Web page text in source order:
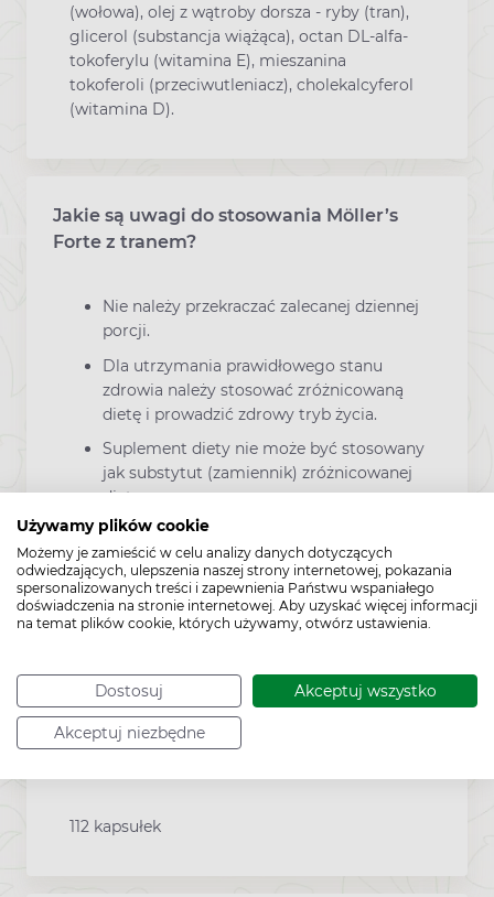
Używamy plików cookie
Możemy je zamieścić w celu analizy danych dotyczących
odwiedzających, ulepszenia naszej strony internetowej, pokazania
spersonalizowanych treści i zapewnienia Państwu wspaniałego
doświadczenia na stronie internetowej. Aby uzyskać więcej informacji
na temat plików cookie, których używamy, otwórz ustawienia.
Dostosuj Akceptuj wszystko
Akceptuj niezbędne
(wołowa), olej z wątroby dorsza - ryby (tran),
glicerol (substancja wiążąca), octan DL-alfa-
tokoferylu (witamina E), mieszanina
tokoferoli (przeciwutleniacz), cholekalcyferol
(witamina D).
Jakie są uwagi do stosowania Möller’s
Forte z tranem?
Nie należy przekraczać zalecanej dziennej
porcji.
Dla utrzymania prawidłowego stanu
zdrowia należy stosować zróżnicowaną
dietę i prowadzić zdrowy tryb życia.
Suplement diety nie może być stosowany
jak substytut (zamiennik) zróżnicowanej
diety.
Przechowywać w temp. 5°C-25°C.
Chronić od światła i wilgoci.
Suplementy diety powinny być
przechowywane w sposób niedostępny
112 kapsułek